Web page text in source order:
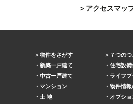
アクセスマッ
物件をさがす
新築一戸建て
中古一戸建て
マンション
土 地
７つの
住宅設備
ライフ
物件情
オプシ